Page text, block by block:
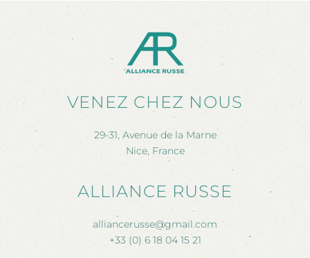
VENEZ CHEZ NOUS
29-31, Avenue de la Marne
Nice, France
ALLIANCE RUSSE
alliancerusse@gmail.com
+33 (0) 6 18 04 15 21